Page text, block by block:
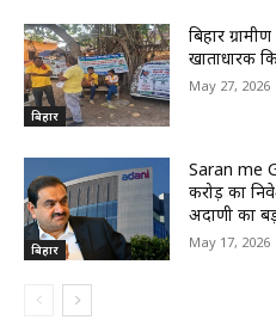
बिहार
बिहार
खाताधारक
May 27, 2026
बिहार
Saran me
करोड़ का
अदाणी का
May 17, 2026